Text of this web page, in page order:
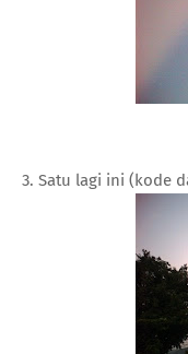
3. Satu lagi ini (kode